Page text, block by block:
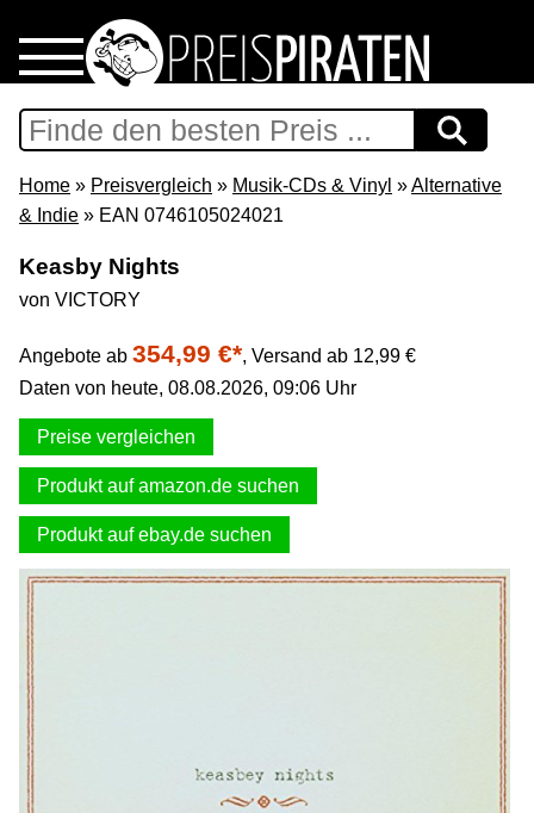
Home
Download
Support & Newsletter
Presse
Datenschutz
Impressum
Home » Preisvergleich » Musik-CDs & Vinyl »Alternative
& Indie » EAN 0746105024021
Keasby Nights
von VICTORY
Angebote ab 354,99 €*, Versand ab 12,99 €
Daten von heute, 08.08.2026, 09:06 Uhr
Preise vergleichen
Produkt auf amazon.de suchen
Produkt auf ebay.de suchen